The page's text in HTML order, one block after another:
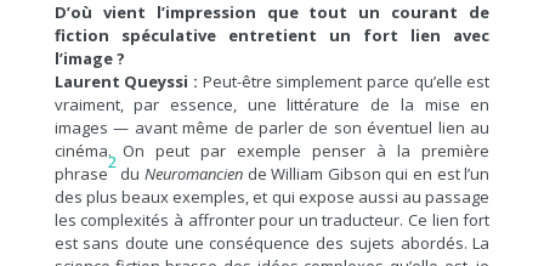
D’où vient l’impression que tout un courant de
fiction spéculative entretient un fort lien avec
l’image ?
Laurent Queyssi : Peut-être simplement parce qu’elle est
vraiment, par essence, une littérature de la mise en
images — avant même de parler de son éventuel lien au
cinéma. On peut par exemple penser à la première
phrase
2
du Neuromancien de William Gibson qui en est l’un
des plus beaux exemples, et qui expose aussi au passage
les complexités à affronter pour un traducteur. Ce lien fort
est sans doute une conséquence des sujets abordés. La